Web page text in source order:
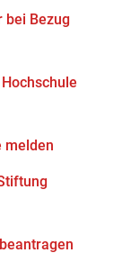
bei Bezug
melden